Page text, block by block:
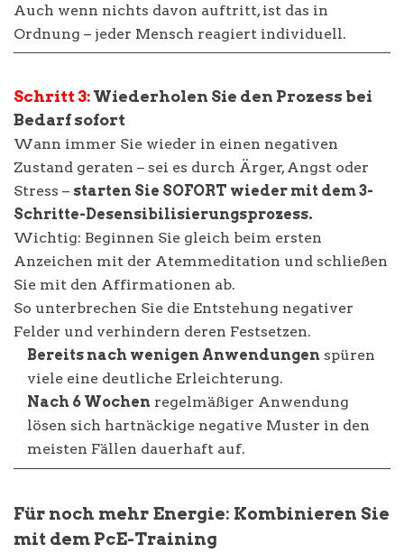
Auch wenn nichts davon auftritt, ist das in
Ordnung – jeder Mensch reagiert individuell.
Schritt 3:Wiederholen Sie den Prozess bei
Bedarf sofort
Wann immer Sie wieder in einen negativen
Zustand geraten – sei es durch Ärger, Angst oder
Stress – starten Sie SOFORT wieder mit dem 3-
Schritte-Desensibilisierungsprozess.
Wichtig: Beginnen Sie gleich beim ersten
Anzeichen mit der Atemmeditation und schließen
Sie mit den Affirmationen ab.
So unterbrechen Sie die Entstehung negativer
Felder und verhindern deren Festsetzen.
Bereits nach wenigen Anwendungen spüren
viele eine deutliche Erleichterung.
Nach 6 Wochen regelmäßiger Anwendung
lösen sich hartnäckige negative Muster in den
meisten Fällen dauerhaft auf.
Für noch mehr Energie: Kombinieren Sie
mit dem PcE-Training